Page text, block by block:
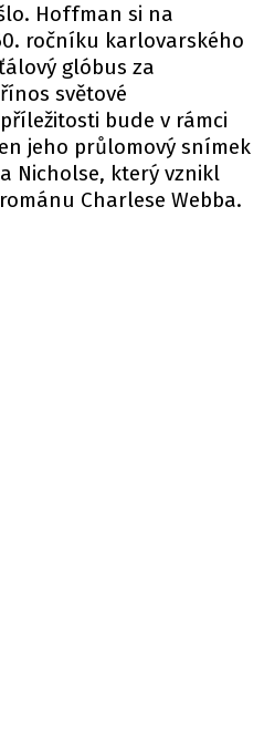
Hoffman si na
ročníku karlovarského
glóbus za
světové
bude v rámci
jeho průlomový snímek
Nicholse, který vznikl
Charlese Webba.